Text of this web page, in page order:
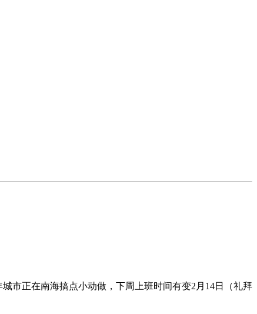
市正在南海搞点小动做，下周上班时间有变2月14日（礼拜